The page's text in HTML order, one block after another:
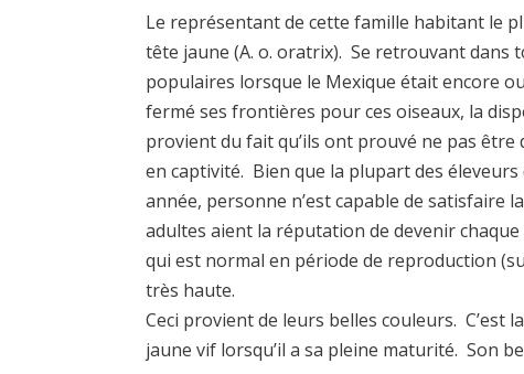
Le représentant de cette famille habitant le
tête jaune (A. o. oratrix). Se retrouvant dans
populaires lorsque le Mexique était encore
fermé ses frontières pour ces oiseaux, la
provient du fait qu’ils ont prouvé ne pas
en captivité. Bien que la plupart des éleveurs
année, personne n’est capable de satisfaire
adultes aient la réputation de devenir
qui est normal en période de reproduction
très haute.
Ceci provient de leurs belles couleurs. C’est
jaune vif lorsqu’il a sa pleine maturité. Son